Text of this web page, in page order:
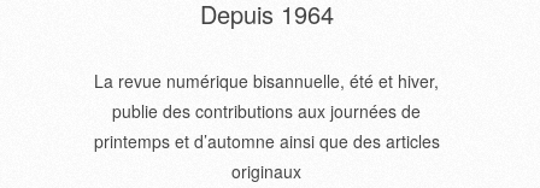
Depuis 1964
La revue numérique bisannuelle, été et hiver,
publie des contributions aux journées de
printemps et d’automne ainsi que des articles
originaux